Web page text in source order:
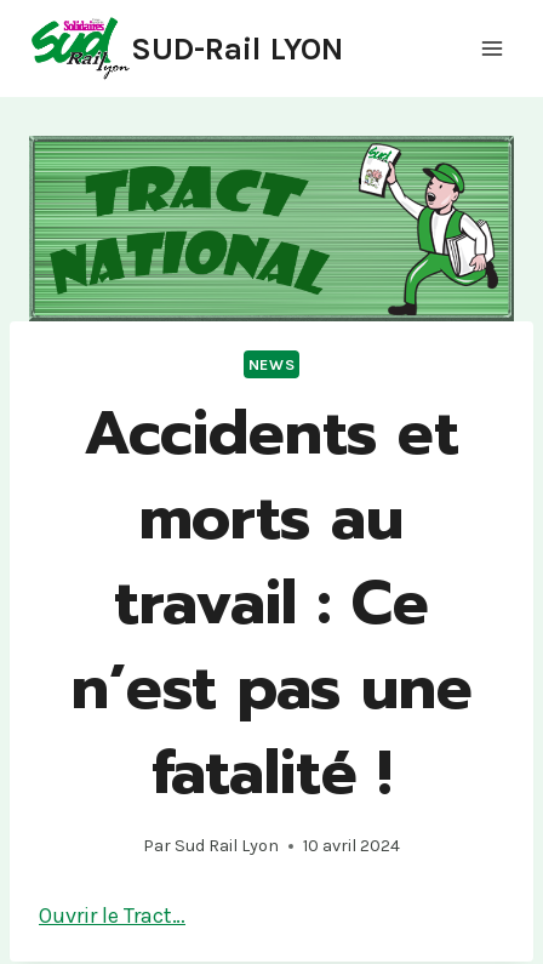
SUD-Rail LYON
NEWS
Accidents et
morts au
travail : Ce
n’est pas une
fatalité !
Par Sud Rail Lyon 10 avril 2024
Ouvrir le Tract…